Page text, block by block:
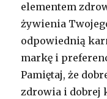
elementem
żywienia
odpowiednią
markę i
Pamiętaj, że
zdrowia i dobrej